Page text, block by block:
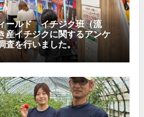
ールド イチジク班（流
産イチジクに関するアンケ
査を行いました。